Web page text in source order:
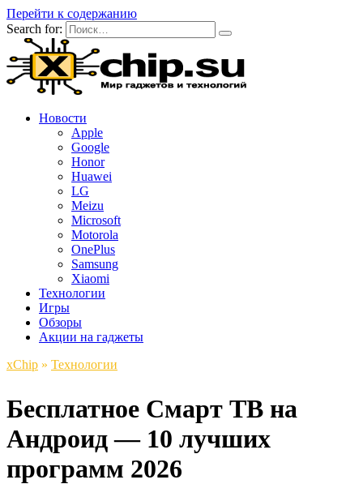
Перейти к содержанию
Search for:
Новости
Apple
Google
Honor
Huawei
LG
Meizu
Microsoft
Motorola
OnePlus
Samsung
Xiaomi
Технологии
Игры
Обзоры
Акции на гаджеты
xСhip » Технологии
Бесплатное Смарт ТВ на
Андроид — 10 лучших
программ 2026